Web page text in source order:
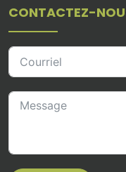
CONTACTEZ-